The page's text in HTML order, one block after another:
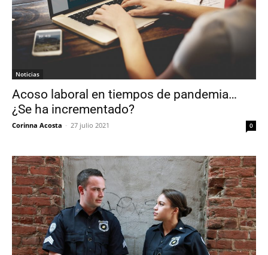
Noticias
Acoso laboral en tiempos de pandemia…
¿Se ha incrementado?
Corinna Acosta - 27 julio 2021 0